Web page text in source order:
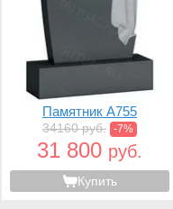
Памятник A755
34160 руб. -7%
31 800 руб.
Купить